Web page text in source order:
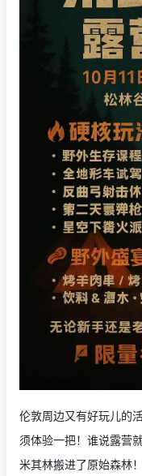
伦敦周边又有好玩儿的
须体验一把！谁说露营
米其林搬进了原始森林